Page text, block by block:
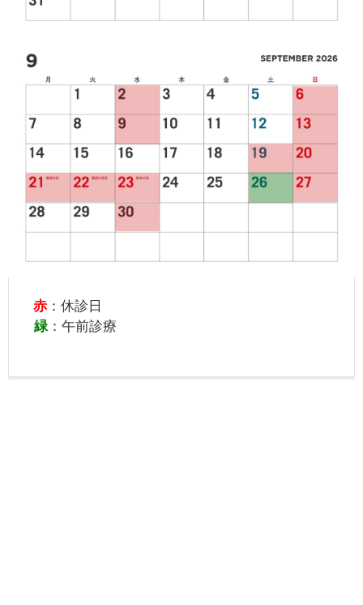
赤 ：休診日
緑 ：午前診療